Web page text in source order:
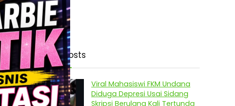
Latest Posts
Viral Mahasiswi FKM Undana
Diduga Depresi Usai Sidang
Skripsi Berulang Kali Tertunda